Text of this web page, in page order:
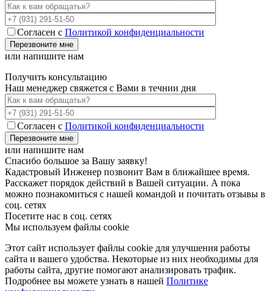
Согласен с Политикой конфиденциальности
или напишите нам
Получить консультацию
Наш менеджер свяжется с Вами в течнии дня
Согласен с Политикой конфиденциальности
или напишите нам
Спасибо большое за Вашу заявку!
Кадастровый Инженер позвонит Вам в ближайшее время.
Расскажет порядок действий в Вашей ситуации. А пока
можно познакомиться с нашей командой и почитать отзывы в
соц. сетях
Посетите нас в соц. сетях
Мы используем файлы cookie
Этот сайт использует файлы cookie для улучшения работы
сайта и вашего удобства. Некоторые из них необходимы для
работы сайта, другие помогают анализировать трафик.
Подробнее вы можете узнать в нашей Политике